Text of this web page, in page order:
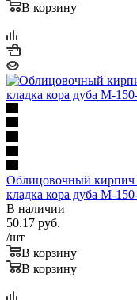
В корзину
Облицовочный кирпич
кладка кора дуба М-
В наличии
50.17 руб.
/шт
В корзину
В корзину